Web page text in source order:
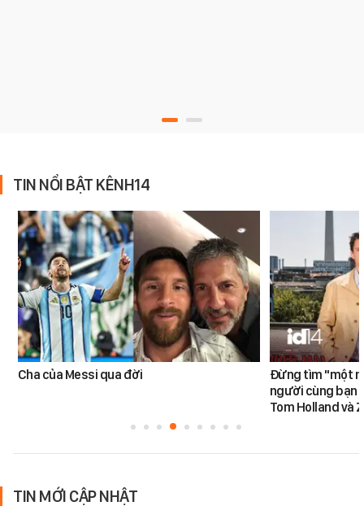
TIN NỔI BẬT KÊNH14
Cha của Messi qua đời
Đừng tìm "một
người cùng bạn
Tom Holland và
TIN MỚI CẬP NHẬT